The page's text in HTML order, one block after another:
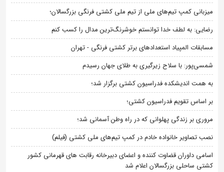
میزبانی کمپ تیم‌های ملی از تیم ملی کشتی فرنگی بزرگسالان؛
رضایی: به لطف خدا توانستم خوشرنگ‌ترین مدال را کسب کنم
مسابقات المپیاد استعدادهای برتر کشتی فرنگی - تهران
شمسی‌پور: با سلاح زیرگیری به طلای جهان رسیدم
به همت اندیشکده فدراسیون کشتی برگزار شد؛
بر اساس تقویم فدراسیون کشتی؛
مروری بر زندگی پهلوانی که در راه وطن آسمانی شد؛
نصب تصاویر خانواده خادم در کمپ تیم‌های ملی کشتی (فیلم)
اسامی داوران قضاوت کننده و اعضای دبیرخانه رقابت های قهرمانی کشور
کشتی ساحلی بزرگسالان اعلام شد